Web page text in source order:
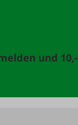
und 10,-